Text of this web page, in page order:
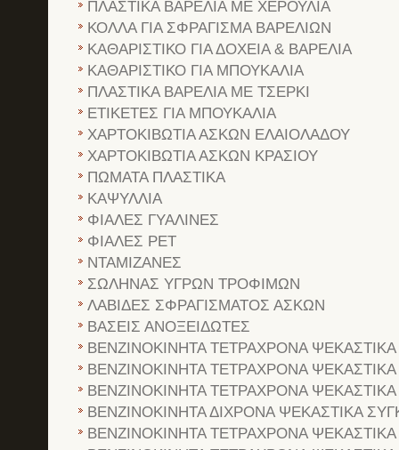
ΠΛΑΣΤΙΚΑ ΒΑΡΕΛΙΑ ΜΕ ΧΕΡΟΥΛΙΑ
ΚΟΛΛΑ ΓΙΑ ΣΦΡΑΓΙΣΜΑ ΒΑΡΕΛΙΩΝ
ΚΑΘΑΡΙΣΤΙΚΟ ΓΙΑ ΔΟΧΕΙΑ & ΒΑΡΕΛΙΑ
ΚΑΘΑΡΙΣΤΙΚΟ ΓΙΑ ΜΠΟΥΚΑΛΙΑ
ΠΛΑΣΤΙΚΑ ΒΑΡΕΛΙΑ ΜΕ ΤΣΕΡΚΙ
ΕΤΙΚΕΤΕΣ ΓΙΑ ΜΠΟΥΚΑΛΙΑ
ΧΑΡΤΟΚΙΒΩΤΙΑ ΑΣΚΩΝ ΕΛΑΙΟΛΑΔΟΥ
ΧΑΡΤΟΚΙΒΩΤΙΑ ΑΣΚΩΝ ΚΡΑΣΙΟΥ
ΠΩΜΑΤΑ ΠΛΑΣΤΙΚΑ
ΚΑΨΥΛΛΙΑ
ΦΙΑΛΕΣ ΓΥΑΛΙΝΕΣ
ΦΙΑΛΕΣ PET
ΝΤΑΜΙΖΑΝΕΣ
ΣΩΛΗΝΑΣ ΥΓΡΩΝ ΤΡΟΦΙΜΩΝ
ΛΑΒΙΔΕΣ ΣΦΡΑΓΙΣΜΑΤΟΣ ΑΣΚΩΝ
ΒΑΣΕΙΣ ΑΝΟΞΕΙΔΩΤΕΣ
ΒΕΝΖΙΝΟΚΙΝΗΤΑ ΤΕΤΡΑΧΡΟΝΑ
ΒΕΝΖΙΝΟΚΙΝΗΤΑ ΤΕΤΡΑΧΡΟΝΑ
ΒΕΝΖΙΝΟΚΙΝΗΤΑ ΤΕΤΡΑΧΡΟΝΑ
ΒΕΝΖΙΝΟΚΙΝΗΤΑ ΔΙΧΡΟΝΑ ΨΕΚΑΣΤΙΚΑ
ΒΕΝΖΙΝΟΚΙΝΗΤΑ ΤΕΤΡΑΧΡΟΝΑ ΨΕΚΑΣΤΙΚΑ